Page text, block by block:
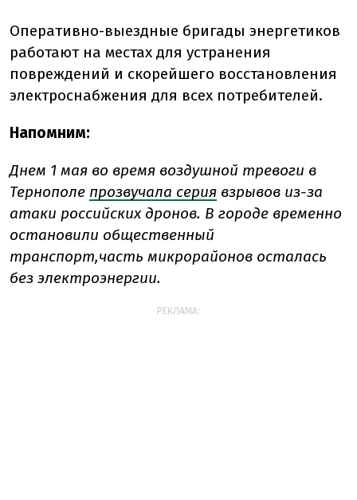
Оперативно-выездные бригады энергетиков
работают на местах для устранения
повреждений и скорейшего восстановления
электроснабжения для всех потребителей.
Напомним:
Днем 1 мая во время воздушной тревоги в
Тернополе прозвучала серия взрывов из-за
атаки российских дронов. В городе временно
остановили общественный
транспорт,часть микрорайонов осталась
без электроэнергии.
РЕКЛАМА: